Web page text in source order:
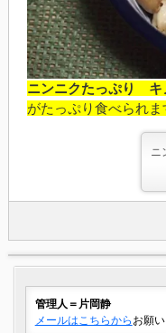
ニンニクたっぷり キ
がたっぷり食べられま
ニ
管理人＝片岡静
メールはこちらから お願